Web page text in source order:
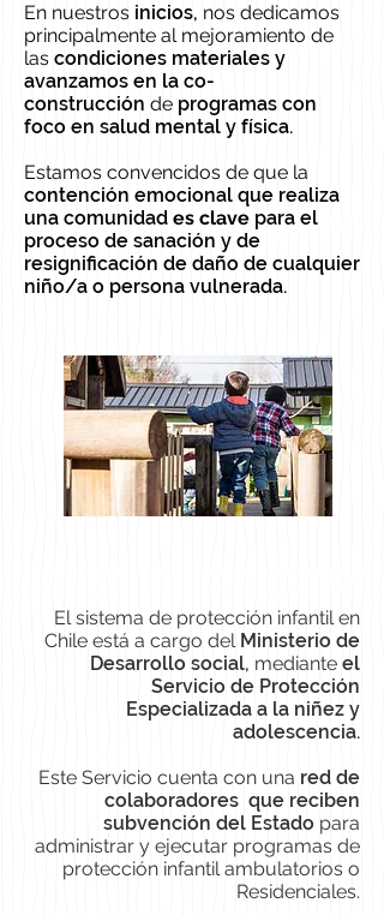
En nuestros inicios, nos dedicamos
principalmente al mejoramiento de
las condiciones materiales y
avanzamos en la co-
construcción de programas con
foco en salud mental y física.
Estamos convencidos de que la
contención emocional que realiza
una comunidad es clave para el
proceso de sanación y de
resignificación de daño de cualquier
niño/a o persona vulnerada.
El sistema de protección infantil en
Chile está a cargo del Ministerio de
Desarrollo social, mediante el
Servicio de Protección
Especializada a la niñez y
adolescencia.
Este Servicio cuenta con una red de
colaboradores que reciben
subvención del Estado para
administrar y ejecutar programas de
protección infantil ambulatorios o
Residenciales.